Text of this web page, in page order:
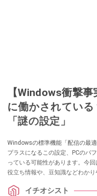
【Windows衝撃
に働かされてい
「謎の設定」
Windowsの標準機能「配信の最
プラスになるこの設定、PCのパ
っている可能性があります。今
役立ち情報や、豆知識などわか
具合への対処法をわかりやすく
イチオシスト